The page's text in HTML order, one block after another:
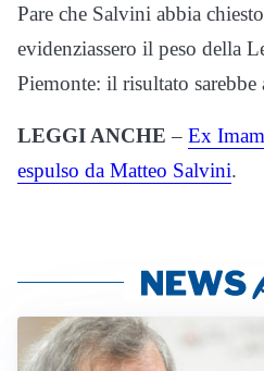
Pare che Salvini abbia
evidenziassero il peso della
Piemonte: il risultato
LEGGI ANCHE – Ex
espulso da Matteo Salvini.